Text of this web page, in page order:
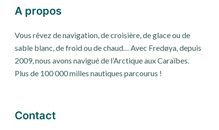
A propos
Vous rêvez de navigation, de croisière, de glace ou de
sable blanc, de froid ou de chaud… Avec Fredøya, depuis
2009, nous avons navigué de l’Arctique aux Caraïbes.
Plus de 100 000 milles nautiques parcourus !
Contact